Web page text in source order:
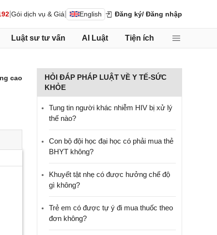
Gói dịch vụ & Giá English Đăng ký/ Đăng nhập
Luật sư tư vấn AI Luật Tiện ích
cao
HỎI ĐÁP PHÁP LUẬT VỀ Y TẾ-SỨC
KHỎE
Tung tin người khác nhiễm HIV bị xử lý
thế nào?
Con bộ đội học đại học có phải mua thẻ
BHYT không?
Khuyết tật nhẹ có được hưởng chế độ
gì không?
Trẻ em có được tự ý đi mua thuốc theo
đơn không?